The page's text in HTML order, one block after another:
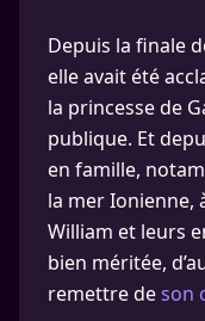
Depuis la finale
elle avait été
la princesse de
publique. Et
en famille,
la mer Ionienne,
William et leurs
bien méritée,
remettre deson